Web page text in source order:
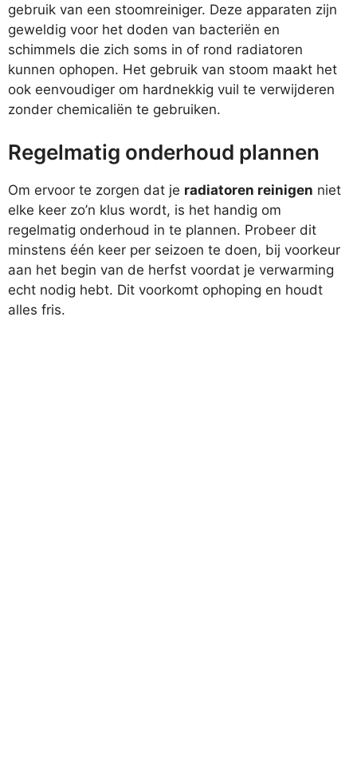
gebruik van een stoomreiniger. Deze apparaten zijn
geweldig voor het doden van bacteriën en
schimmels die zich soms in of rond radiatoren
kunnen ophopen. Het gebruik van stoom maakt het
ook eenvoudiger om hardnekkig vuil te verwijderen
zonder chemicaliën te gebruiken.
Regelmatig onderhoud plannen
Om ervoor te zorgen dat je radiatoren reinigen niet
elke keer zo’n klus wordt, is het handig om
regelmatig onderhoud in te plannen. Probeer dit
minstens één keer per seizoen te doen, bij voorkeur
aan het begin van de herfst voordat je verwarming
echt nodig hebt. Dit voorkomt ophoping en houdt
alles fris.